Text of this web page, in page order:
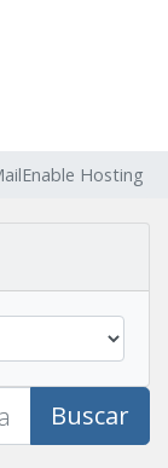
Hosting
Buscar